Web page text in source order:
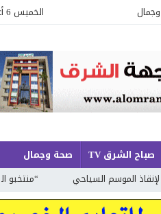
الخميس 6 أغسطس 2026 - 7:30 صباحًا
صباح الشرق TV
صحة وجمال
السياحي “منتخبو الظل” لا